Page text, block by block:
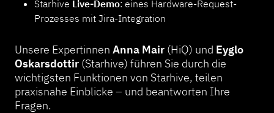
Starhive Live-Demo: eines Hardware-Request-
Prozesses mit Jira-Integration
Unsere Expertinnen Anna Mair (HiQ) und Eyglo
Oskarsdottir (Starhive) führen Sie durch die
wichtigsten Funktionen von Starhive, teilen
praxisnahe Einblicke – und beantworten Ihre
Fragen.